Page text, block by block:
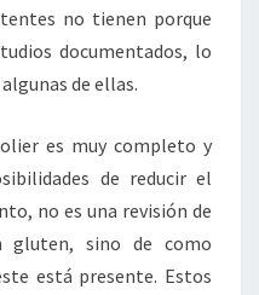
no tienen porque
documentados, lo
de ellas.
es muy completo y
de reducir el
no es una revisión de
gluten, sino de como
está presente. Estos